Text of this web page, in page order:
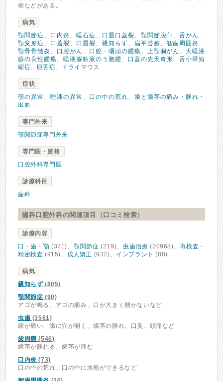
術などがある。
病気
顎関節症、 口内炎 、 唾石症、 口唇口蓋裂、 顎関節脱臼 、舌がん 、
顎変形症、 口蓋裂、 口唇裂、 親知らず、 扁平苔癬、 智歯周囲炎 、
顎骨骨髄炎 、 口腔がん 、 口腔・咽頭の腫瘍、 上顎洞がん 、大唾液
腺の良性腫瘍、 唾液腺粘液のう胞腫、 口蓋の先天奇形、舌小帯短
縮症、 巨舌症、 ドライマウス
症状
顎の異常 、 唾液の異常 、 口の中の荒れ、 歯と歯茎の痛み・腫れ・
出血
専門外来
顎関節症専門外来
専門医・資格
口腔外科専門医
診療科目
歯科
歯科口腔外科の関連項目（口コミ検索）
診療内容
口・歯・顎 (371)、 顎関節症 (219)、 虫歯治療 (20968)、再検査・
精密検査 (915)、 成人矯正 (932)、 インプラント (88)
病気
親知らず (805)
顎関節症 (90)
アゴが鳴る、アゴの痛み、口が大きく開かないなど
虫歯 (3561)
歯が痛い、歯に穴が開く、歯茎の腫れ、口臭、頭痛など
歯周病 (546)
歯茎が腫れる、歯茎が痛む
口内炎 (73)
口の中の荒れ、口の中に水疱ができるなど